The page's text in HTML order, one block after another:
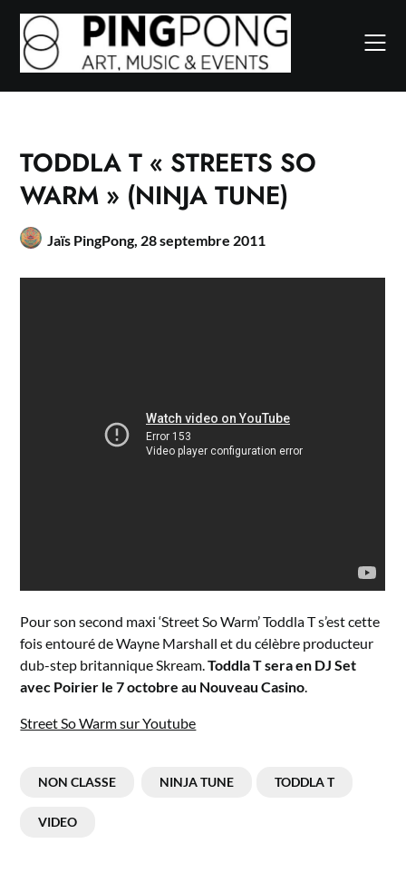
Skip
content
TODDLA T « STREETS SO
WARM » (NINJA TUNE)
Jaïs PingPong, 28 septembre 2011
Pour son second maxi ‘Street So Warm’ Toddla T s’est cette
fois entouré de Wayne Marshall et du célèbre producteur
dub-step britannique Skream.Toddla T sera en DJ Set
avec Poirier le 7 octobre au Nouveau Casino.
Street So Warm sur Youtube
NON CLASSE NINJA TUNE TODDLA T
VIDEO